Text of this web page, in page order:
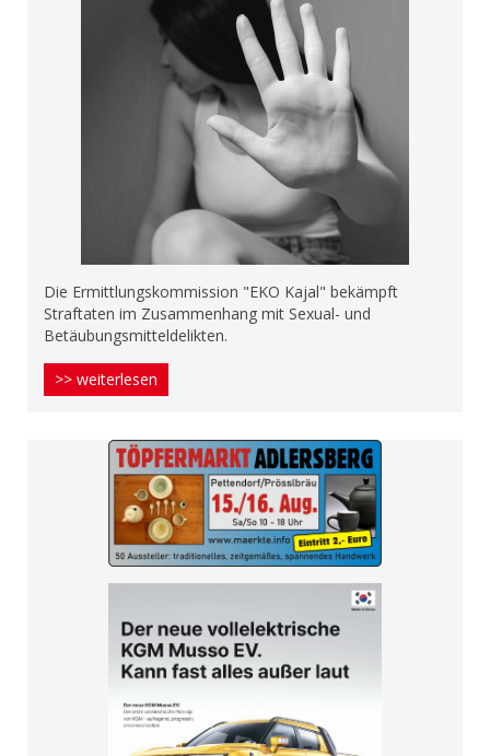
Die Ermittlungskommission "EKO Kajal" bekämpft
Straftaten im Zusammenhang mit Sexual- und
Betäubungsmitteldelikten.
>> weiterlesen